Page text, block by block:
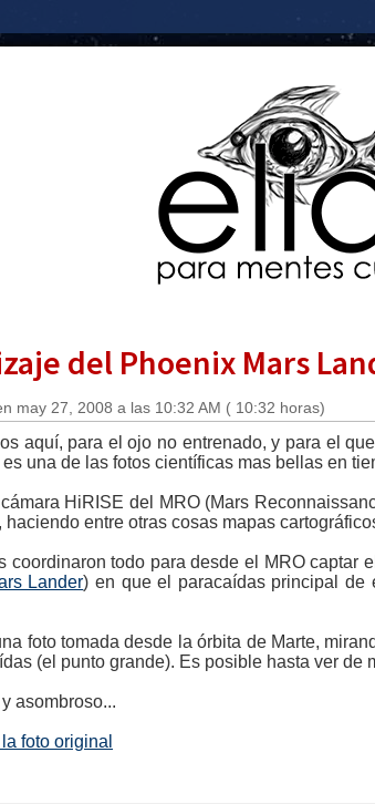
del Phoenix Mars
may 27, 2008 a las 10:32 AM ( 10:32 horas)
aquí, para el ojo no entrenado, y para el
una de las fotos científicas mas bellas en
HiRISE del MRO (Mars
entre otras cosas mapas
coordinaron todo para desde el MRO captar
Lander) en que el paracaídas principal de
foto tomada desde la órbita de Marte,
(el punto grande). Es posible hasta ver de
asombroso...
foto original